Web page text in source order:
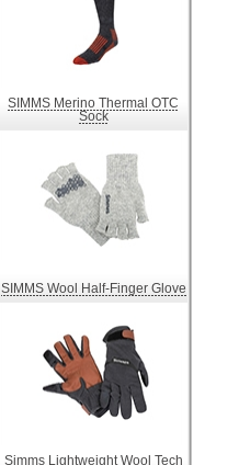
SIMMS Merino Thermal OTC
Sock
SIMMS Wool Half-Finger Glove
Simms Lightweight Wool Tech